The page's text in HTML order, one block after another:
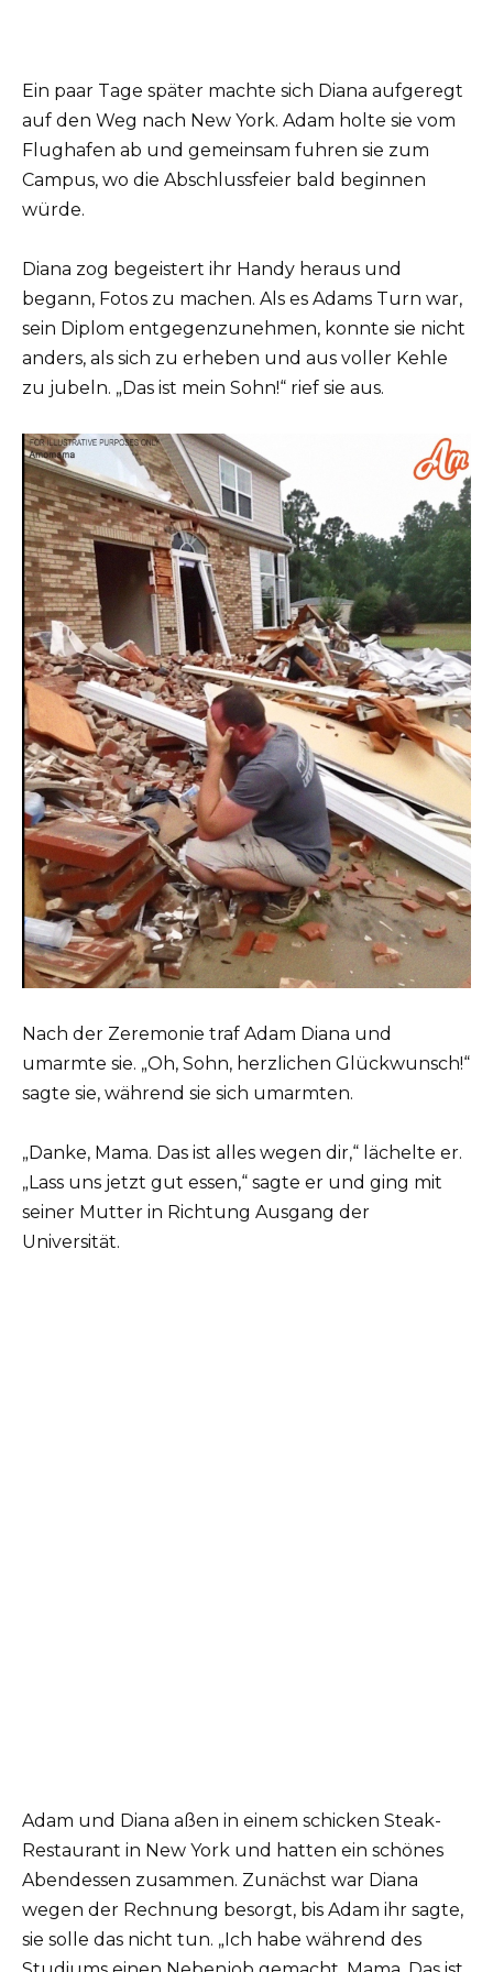
Ein paar Tage später machte sich Diana aufgeregt
auf den Weg nach New York. Adam holte sie vom
Flughafen ab und gemeinsam fuhren sie zum
Campus, wo die Abschlussfeier bald beginnen
würde.
Diana zog begeistert ihr Handy heraus und
begann, Fotos zu machen. Als es Adams Turn war,
sein Diplom entgegenzunehmen, konnte sie nicht
anders, als sich zu erheben und aus voller Kehle
zu jubeln. „Das ist mein Sohn!“ rief sie aus.
Nach der Zeremonie traf Adam Diana und
umarmte sie. „Oh, Sohn, herzlichen Glückwunsch!“
sagte sie, während sie sich umarmten.
„Danke, Mama. Das ist alles wegen dir,“ lächelte er.
„Lass uns jetzt gut essen,“ sagte er und ging mit
seiner Mutter in Richtung Ausgang der
Universität.
Adam und Diana aßen in einem schicken Steak-
Restaurant in New York und hatten ein schönes
Abendessen zusammen. Zunächst war Diana
wegen der Rechnung besorgt, bis Adam ihr sagte,
sie solle das nicht tun. „Ich habe während des